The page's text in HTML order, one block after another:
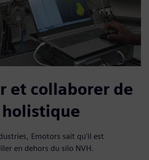
et collaborer de
Emotors sait qu'il est
en dehors du silo NVH.